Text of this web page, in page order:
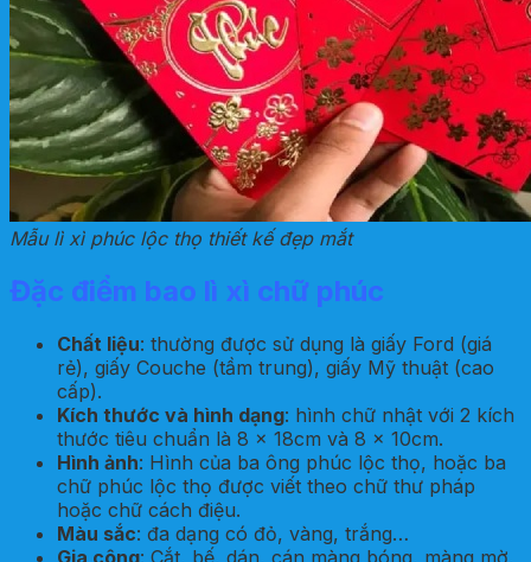
Mẫu lì xì phúc lộc thọ thiết kế đẹp mắt
Đặc điểm bao lì xì chữ phúc
Chất liệu: thường được sử dụng là giấy Ford (giá
rẻ), giấy Couche (tầm trung), giấy Mỹ thuật (cao
cấp).
Kích thước và hình dạng: hình chữ nhật với 2 kích
thước tiêu chuẩn là 8 x 18cm và 8 x 10cm.
Hình ảnh: Hình của ba ông phúc lộc thọ, hoặc ba
chữ phúc lộc thọ được viết theo chữ thư pháp
hoặc chữ cách điệu.
Màu sắc: đa dạng có đỏ, vàng, trắng…
Gia công: Cắt, bế, dán, cán màng bóng, màng mờ,